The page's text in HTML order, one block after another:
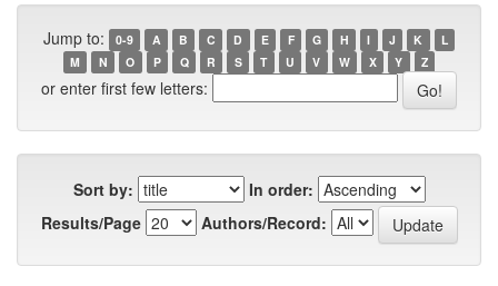
Jump to: 0-9 A B C D E F G H I J K
L
M
N O P Q R S T U V W X Y Z
or enter first few letters:
Sort by:
In order:
Results/Page
Authors/Record: